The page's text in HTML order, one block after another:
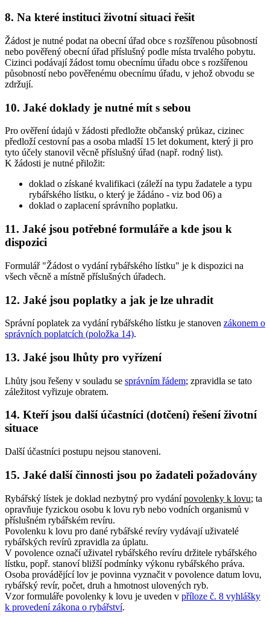
8. Na které instituci životní situaci řešit
Žádost je nutné podat na obecní úřad obce s rozšířenou působností
nebo pověřený obecní úřad příslušný podle místa trvalého pobytu.
Cizinci podávají žádost tomu obecnímu úřadu obce s rozšířenou
působností nebo pověřenému obecnímu úřadu, v jehož obvodu se
zdržují.
10. Jaké doklady je nutné mít s sebou
Pro ověření údajů v žádosti předložte občanský průkaz, cizinec
předloží cestovní pas a osoba mladší 15 let dokument, který ji pro
tyto účely stanovil věcně příslušný úřad (např. rodný list).
K žádosti je nutné přiložit:
doklad o získané kvalifikaci (záleží na typu žadatele a typu
rybářského lístku, o který je žádáno - viz bod 06) a
doklad o zaplacení správního poplatku.
11. Jaké jsou potřebné formuláře a kde jsou k
dispozici
Formulář "Žádost o vydání rybářského lístku" je k dispozici na
všech věcně a místně příslušných úřadech.
12. Jaké jsou poplatky a jak je lze uhradit
Správní poplatek za vydání rybářského lístku je stanoven zákonem o
správních poplatcích (položka 14).
13. Jaké jsou lhůty pro vyřízení
Lhůty jsou řešeny v souladu se správním řádem; zpravidla se tato
záležitost vyřizuje obratem.
14. Kteří jsou další účastníci (dotčení) řešení životní
situace
Další účastníci postupu nejsou stanoveni.
15. Jaké další činnosti jsou po žadateli požadovány
Rybářský lístek je doklad nezbytný pro vydánípovolenky k lovu; ta
opravňuje fyzickou osobu k lovu ryb nebo vodních organismů v
příslušném rybářském revíru.
Povolenku k lovu pro dané rybářské revíry vydávají uživatelé
rybářských revírů zpravidla za úplatu.
V povolence označí uživatel rybářského revíru držitele rybářského
lístku, popř. stanoví bližší podmínky výkonu rybářského práva.
Osoba provádějící lov je povinna vyznačit v povolence datum lovu,
rybářský revír, počet, druh a hmotnost ulovených ryb.
Vzor formuláře povolenky k lovu je uveden v příloze č. 8 vyhlášky
k provedení zákona o rybářství.